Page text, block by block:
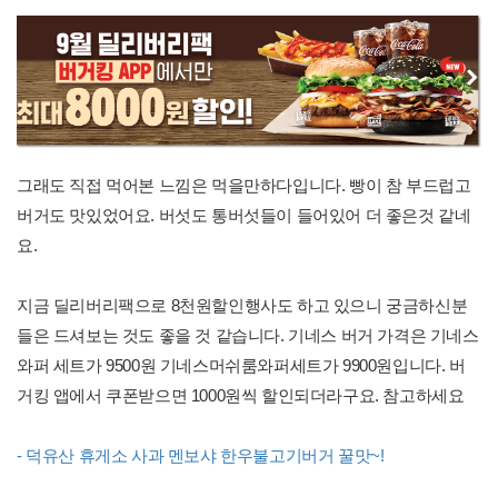
그래도 직접 먹어본 느낌은 먹을만하다입니다. 빵이 참 부드럽고
버거도 맛있었어요. 버섯도 통버섯들이 들어있어 더 좋은것 같네
요.
지금 딜리버리팩으로 8천원할인행사도 하고 있으니 궁금하신분
들은 드셔보는 것도 좋을 것 같습니다. 기네스 버거 가격은 기네스
와퍼 세트가 9500원 기네스머쉬룸와퍼세트가 9900원입니다. 버
거킹 앱에서 쿠폰받으면 1000원씩 할인되더라구요. 참고하세요
- 덕유산 휴게소 사과 멘보샤 한우불고기버거 꿀맛~!